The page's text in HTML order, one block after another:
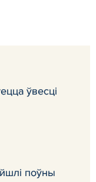
ўвесці
поўны